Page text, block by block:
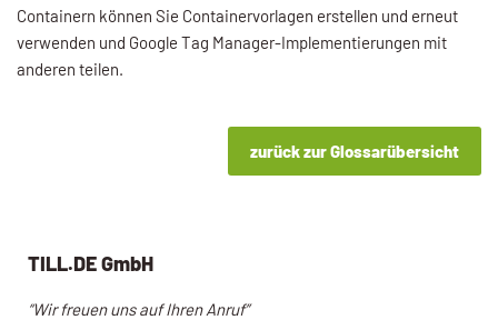
Containern können Sie Containervorlagen erstellen und erneut
verwenden und Google Tag Manager-Implementierungen mit
anderen teilen.
zurück zur Glossarübersicht
TILL.DE GmbH
“Wir freuen uns auf Ihren Anruf”